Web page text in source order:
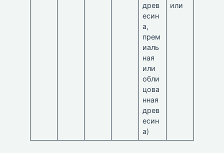
древ
есин
а,
прем
иаль
ная
или
обли
цова
нная
древ
есин
а)
или